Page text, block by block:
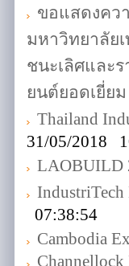
ขอแสดงคว
มหาวิทยาลัย
ชนะเลิศและ
ยนต์ยอดเยี่ยม
Thailand
31/05/2018
LAOBUILD
07:38:54
Cambodia